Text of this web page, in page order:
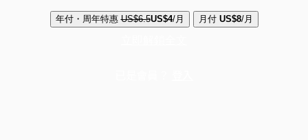
年付・周年特惠 US$6.5US$4/月 月付 US$8/月